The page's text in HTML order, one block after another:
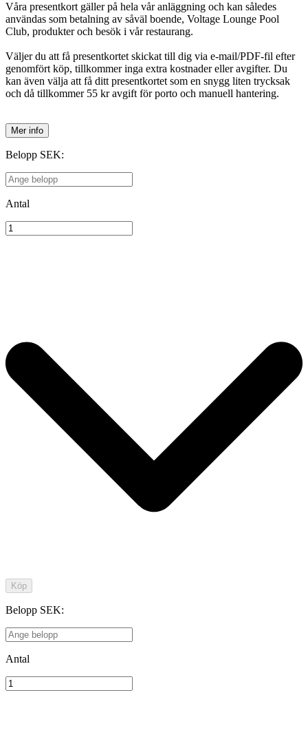
Våra presentkort gäller på hela vår anläggning och kan således
användas som betalning av såväl boende, Voltage Lounge Pool
Club, produkter och besök i vår restaurang.
Väljer du att få presentkortet skickat till dig via e-mail/PDF-fil efter
genomfört köp, tillkommer inga extra kostnader eller avgifter. Du
kan även välja att få ditt presentkortet som en snygg liten trycksak
och då tillkommer 55 kr avgift för porto och manuell hantering.
Mer info
Belopp SEK:
Antal
Köp
Belopp SEK:
Antal